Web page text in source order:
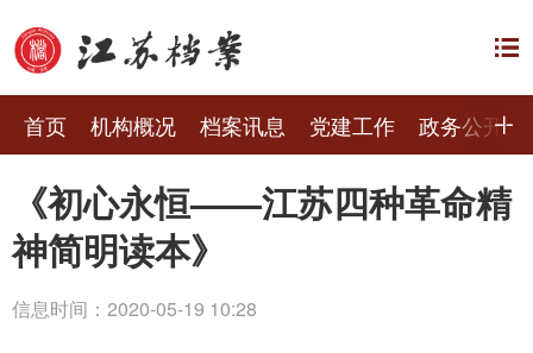
首页 机构概况 档案讯息 党建工作 政务公开
《初心永恒——江苏四种革命精
神简明读本》
信息时间：2020-05-19 10:28